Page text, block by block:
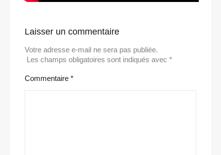
Laisser un commentaire
Votre adresse e-mail ne sera pas publiée.
Les champs obligatoires sont indiqués avec *
Commentaire *